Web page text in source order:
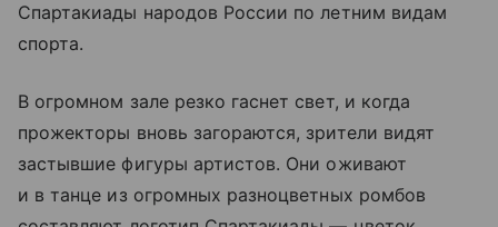
Спартакиады народов России по летним видам
спорта.
В огромном зале резко гаснет свет, и когда
прожекторы вновь загораются, зрители видят
застывшие фигуры артистов. Они оживают
и в танце из огромных разноцветных ромбов